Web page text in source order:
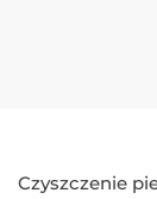
Czyszczenie